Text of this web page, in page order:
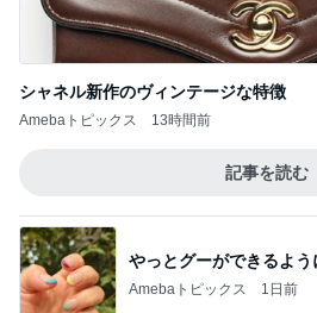
シャネル新作のヴィンテージな特徴
Amebaトピックス 13時間前
記事を読む
やっとグーができるよう
Amebaトピックス 1日前